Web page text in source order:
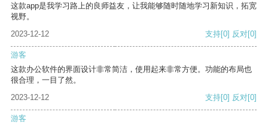
这款app是我学习路上的良师益友，让我能够随时随地学习新知识，拓宽
视野。
2023-12-12
支持[0] 反对[0]
游客
这款办公软件的界面设计非常简洁，使用起来非常方便。功能的布局也
很合理，一目了然。
2023-12-12
支持[0] 反对[0]
游客